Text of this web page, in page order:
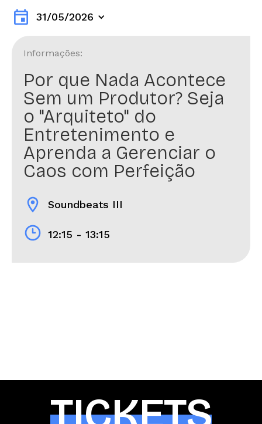
event 31/05/2026
Informações:
Por que Nada Acontece
Sem um Produtor? Seja
o "Arquiteto" do
Entretenimento e
Aprenda a Gerenciar o
Caos com Perfeição
location_on Soundbeats III
12:15 - 13:15